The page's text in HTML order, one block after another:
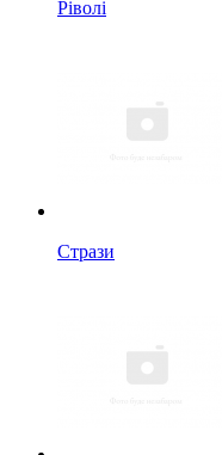
Ріволі
Стрази